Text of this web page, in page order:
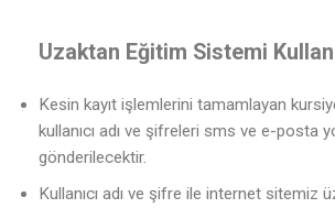
Uzaktan Eğitim Sistemi
Kesin kayıt işlemlerini tamamlayan
kullanıcı adı ve şifreleri sms ve e-posta
gönderilecektir.
Kullanıcı adı ve şifre ile internet sitemiz